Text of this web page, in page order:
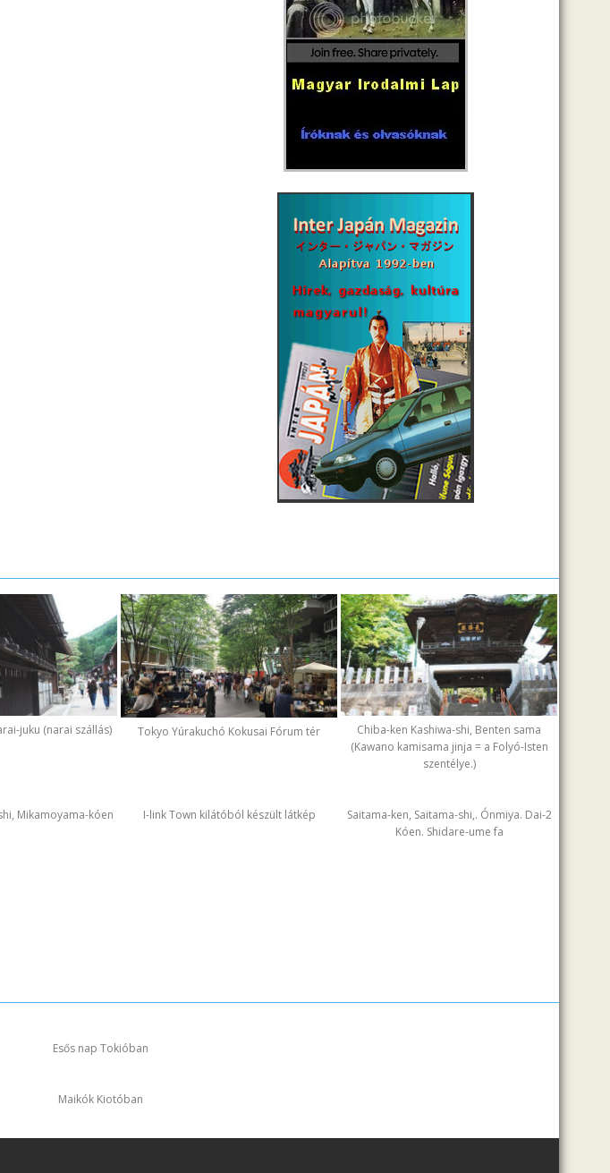
juku (narai szállás) Tokyo Yúrakuchó Kokusai Fórum tér
Chiba-ken Kashiwa-shi, Benten sama
(Kawano kamisama jinja = a Folyó-Isten
szentélye.)
Mikamoyama-kóen I-link Town kilátóból készült látkép
Saitama-ken, Saitama-shi,. Ónmiya. Dai-2
Kóen. Shidare-ume fa
Esős nap Tokióban
Maikók Kiotóban